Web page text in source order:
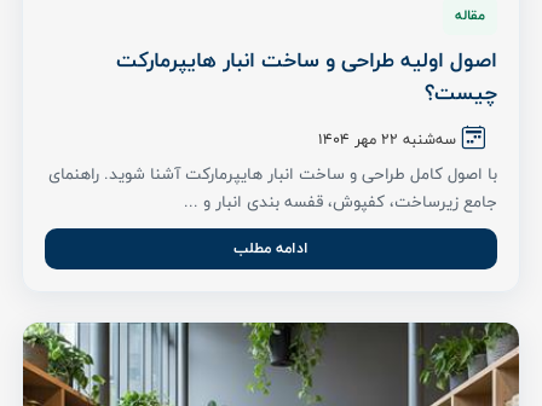
مقاله
اصول اولیه طراحی و ساخت انبار هایپرمارکت
چیست؟
سه‌شنبه ۲۲ مهر ۱۴۰۴
با اصول کامل طراحی و ساخت انبار هایپرمارکت آشنا شوید. راهنمای
جامع زیرساخت، کفپوش، قفسه بندی انبار و ...
ادامه مطلب